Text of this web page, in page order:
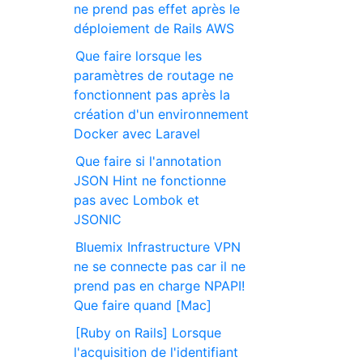
ne prend pas effet après le
déploiement de Rails AWS
Que faire lorsque les
paramètres de routage ne
fonctionnent pas après la
création d'un environnement
Docker avec Laravel
Que faire si l'annotation
JSON Hint ne fonctionne
pas avec Lombok et
JSONIC
Bluemix Infrastructure VPN
ne se connecte pas car il ne
prend pas en charge NPAPI!
Que faire quand [Mac]
[Ruby on Rails] Lorsque
l'acquisition de l'identifiant